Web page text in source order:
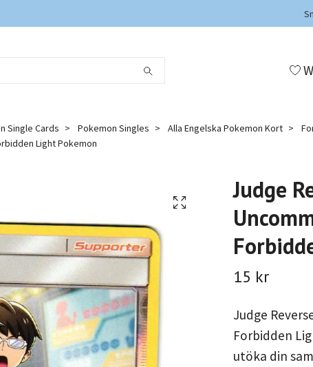
Single Cards Pokemon Singles Alla Engelska Pokemon Kort
Light Pokemon
Judge
15 kr
Judge
Forbidden
utöka din